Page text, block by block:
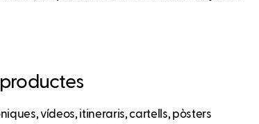
vídeos, itineraris, cartells, pòsters